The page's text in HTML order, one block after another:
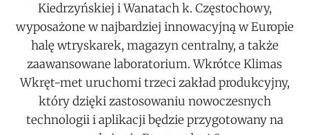
Kiedrzyńskiej i Wanatach k. Częstochowy,
wyposażone w najbardziej innowacyjną w Europie
halę wtryskarek, magazyn centralny, a także
zaawansowane laboratorium. Wkrótce Klimas
Wkręt-met uruchomi trzeci zakład produkcyjny,
który dzięki zastosowaniu nowoczesnych
technologii i aplikacji będzie przygotowany na